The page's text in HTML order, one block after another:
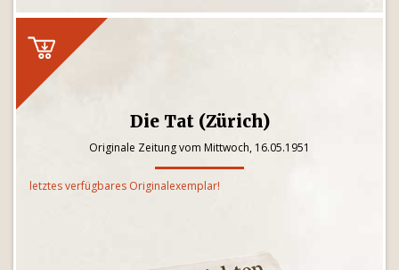
Die Tat (Zürich)
Originale Zeitung vom Mittwoch, 16.05.1951
letztes verfügbares Originalexemplar!